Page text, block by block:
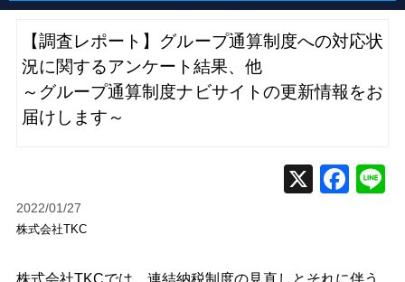
【調査レポート】グループ通算制度への対応状
況に関するアンケート結果、他
～グループ通算制度ナビサイトの更新情報をお
届けします～
2022/01/27
株式会社TKC
株式会社TKCでは、連結納税制度の見直しとそれに伴う